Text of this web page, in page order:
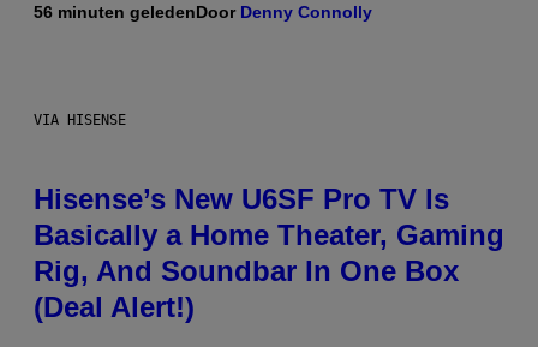
56 minuten geledenDoor Denny Connolly
VIA HISENSE
Hisense’s New U6SF Pro TV Is
Basically a Home Theater, Gaming
Rig, And Soundbar In One Box
(Deal Alert!)